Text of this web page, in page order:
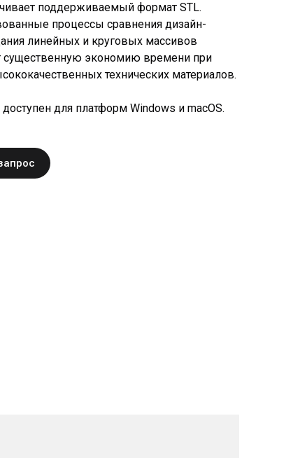
поддерживаемый формат STL.
процессы сравнения дизайн-
линейных и круговых массивов
существенную экономию времени при
технических материалов.
для платформ Windows и macOS.